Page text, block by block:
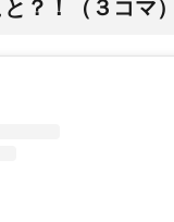
？！（３コマ